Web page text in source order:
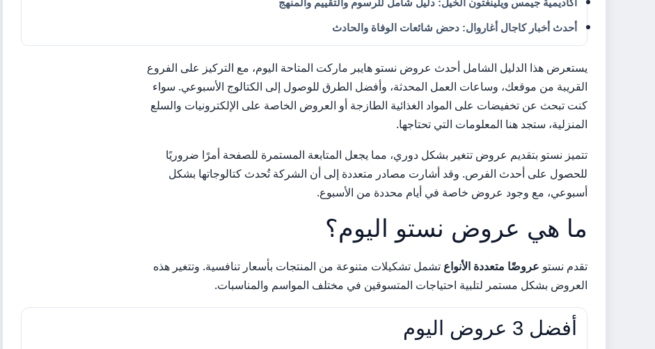
أكاديمية جيمس ويلينغتون الخيل: دليل شامل للرسوم والتقييم والمنهج
أحدث أخبار كاجال أغاروال: دحض شائعات الوفاة والحادث
يستعرض هذا الدليل الشامل أحدث عروض نستو هايبر ماركت المتاحة اليوم، مع التركيز على الفروع
القريبة من موقعك، وساعات العمل المحدثة، وأفضل الطرق للوصول إلى الكتالوج الأسبوعي. سواء
كنت تبحث عن تخفيضات على المواد الغذائية الطازجة أو العروض الخاصة على الإلكترونيات والسلع
المنزلية، ستجد هنا المعلومات التي تحتاجها.
تتميز نستو بتقديم عروض تتغير بشكل دوري، مما يجعل المتابعة المستمرة للصفحة أمرًا ضروريًا
للحصول على أحدث الفرص. وقد أشارت مصادر متعددة إلى أن الشركة تُحدث كتالوجاتها بشكل
أسبوعي، مع وجود عروض خاصة في أيام محددة من الأسبوع.
ما هي عروض نستو اليوم؟
تقدم نستو عروضًا متعددة الأنواع تشمل تشكيلات متنوعة من المنتجات بأسعار تنافسية. وتتغير هذه
العروض بشكل مستمر لتلبية احتياجات المتسوقين في مختلف المواسم والمناسبات.
أفضل 3 عروض اليوم